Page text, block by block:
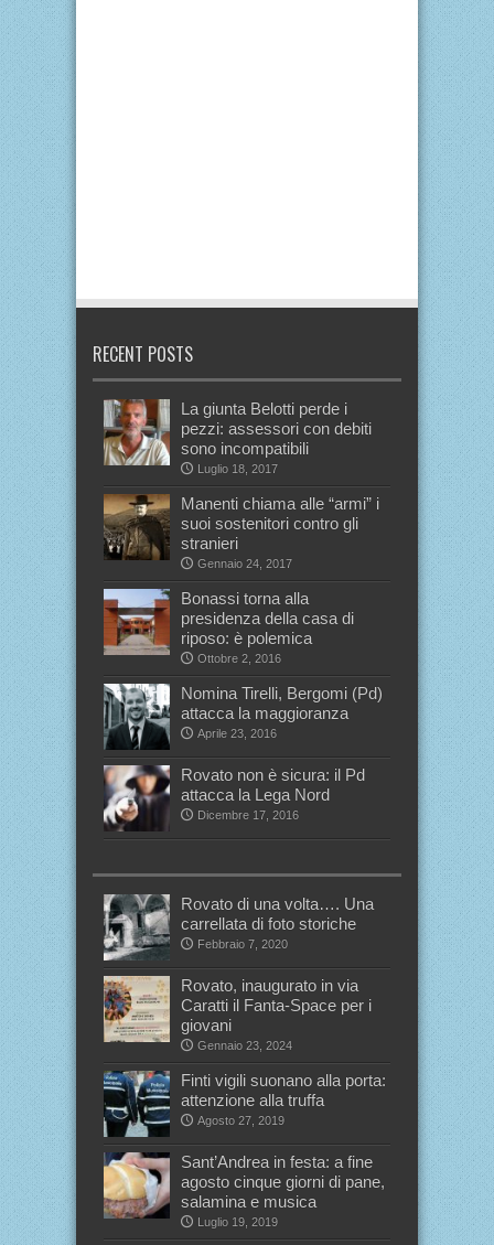
RECENT POSTS
La giunta Belotti perde i
pezzi: assessori con debiti
sono incompatibili
Luglio 18, 2017
Manenti chiama alle “armi” i
suoi sostenitori contro gli
stranieri
Gennaio 24, 2017
Bonassi torna alla
presidenza della casa di
riposo: è polemica
Ottobre 2, 2016
Nomina Tirelli, Bergomi (Pd)
attacca la maggioranza
Aprile 23, 2016
Rovato non è sicura: il Pd
attacca la Lega Nord
Dicembre 17, 2016
Rovato di una volta…. Una
carrellata di foto storiche
Febbraio 7, 2020
Rovato, inaugurato in via
Caratti il Fanta-Space per i
giovani
Gennaio 23, 2024
Finti vigili suonano alla porta:
attenzione alla truffa
Agosto 27, 2019
Sant’Andrea in festa: a fine
agosto cinque giorni di pane,
salamina e musica
Luglio 19, 2019